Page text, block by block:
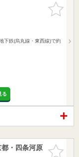
お気に入
りに追加
下鉄(烏丸線・東西線)で約
る
お気に入
りに追加
・四条河原